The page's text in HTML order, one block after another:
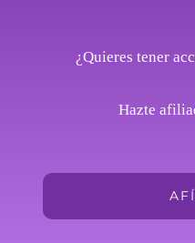
¿Quieres tener
Hazte